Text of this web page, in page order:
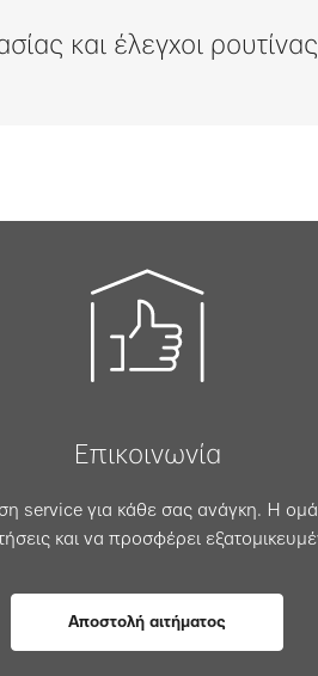
και έλεγχοι ρουτίνας
Επικοινωνία
service για κάθε σας ανάγκη. Η
και να προσφέρει
Αποστολή αιτήματος